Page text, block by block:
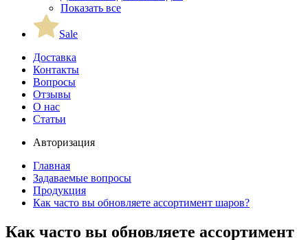
Показать все
Sale
Доставка
Контакты
Вопросы
Отзывы
О нас
Статьи
Авторизация
Главная
Задаваемые вопросы
Продукция
Как часто вы обновляете ассортимент шаров?
Как часто вы обновляете ассортимент